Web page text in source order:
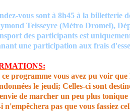
vous sont à 8h45 à la billetterie
Teisseyre (Métro Dromel),
des participants est
une participation aux frais
ce programme vous avez pu voir
le jeudi; Celles-ci sont
de marcher un peu plus tonique
i n'empêchera pas que vous fassiez